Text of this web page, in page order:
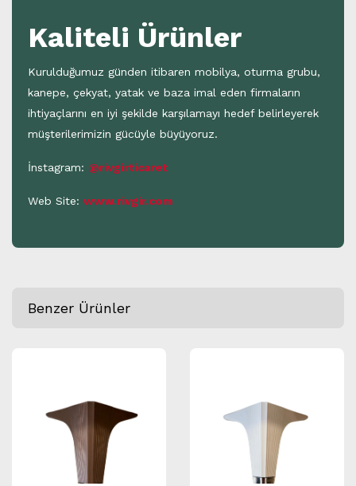
Kaliteli Ürünler
Kurulduğumuz günden itibaren mobilya, oturma grubu,
kanepe, çekyat, yatak ve baza imal eden firmaların
ihtiyaçlarını en iyi şekilde karşılamayı hedef belirleyerek
müşterilerimizin gücüyle büyüyoruz.
İnstagram: @rivgirticaret
Web Site: www.rivgir.com
Benzer Ürünler